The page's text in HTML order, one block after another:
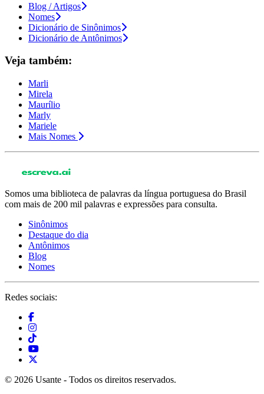
Blog / Artigos
Nomes
Dicionário de Sinônimos
Dicionário de Antônimos
Veja também:
Marli
Mirela
Maurílio
Marly
Mariele
Mais Nomes
Somos uma biblioteca de palavras da língua portuguesa do Brasil
com mais de 200 mil palavras e expressões para consulta.
Sinônimos
Destaque do dia
Antônimos
Blog
Nomes
Redes sociais:
© 2026 Usante - Todos os direitos reservados.